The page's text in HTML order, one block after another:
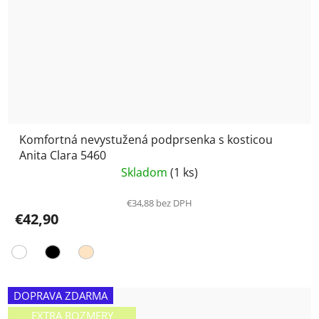
Komfortná nevystužená podprsenka s kosticou
Anita Clara 5460
Skladom (1 ks)
€34,88 bez DPH
€42,90
DOPRAVA ZDARMA
EXTRA ROZMERY